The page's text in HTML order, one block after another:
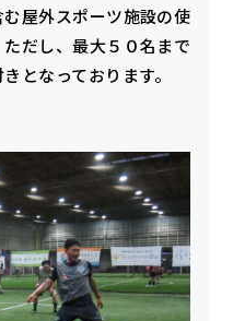
屋外スポーツ施設の使
だし、最大５０名まで
となっております。